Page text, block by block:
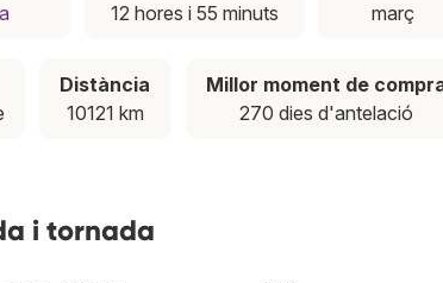
12 hores i 55 minuts
març
Distància
10121 km
Millor moment de
270 dies d'antelació
i tornada